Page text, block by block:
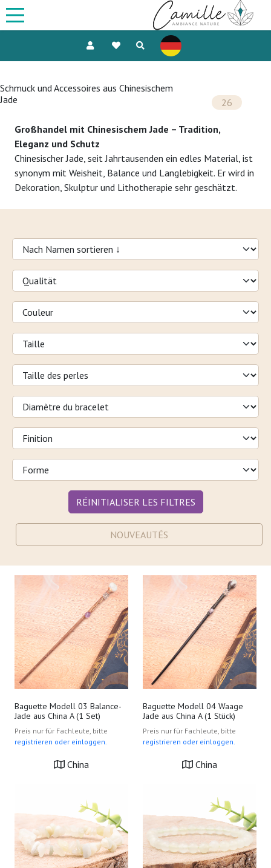
Schmuck und Accessoires aus Chinesischem
Jade
26
Großhandel mit Chinesischem Jade – Tradition,
Eleganz und Schutz
Chinesischer Jade, seit Jahrtausenden ein edles Material, ist
synonym mit Weisheit, Balance und Langlebigkeit. Er wird in
Dekoration, Skulptur und Lithotherapie sehr geschätzt.
RÉINITIALISER LES FILTRES
NOUVEAUTÉS
Baguette Modell 03 Balance-
Jade aus China A (1 Set)
Preis nur für Fachleute, bitte
registrieren oder einloggen.
China
Baguette Modell 04 Waage
Jade aus China A (1 Stück)
Preis nur für Fachleute, bitte
registrieren oder einloggen.
China